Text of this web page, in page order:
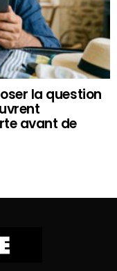
la question
avant de